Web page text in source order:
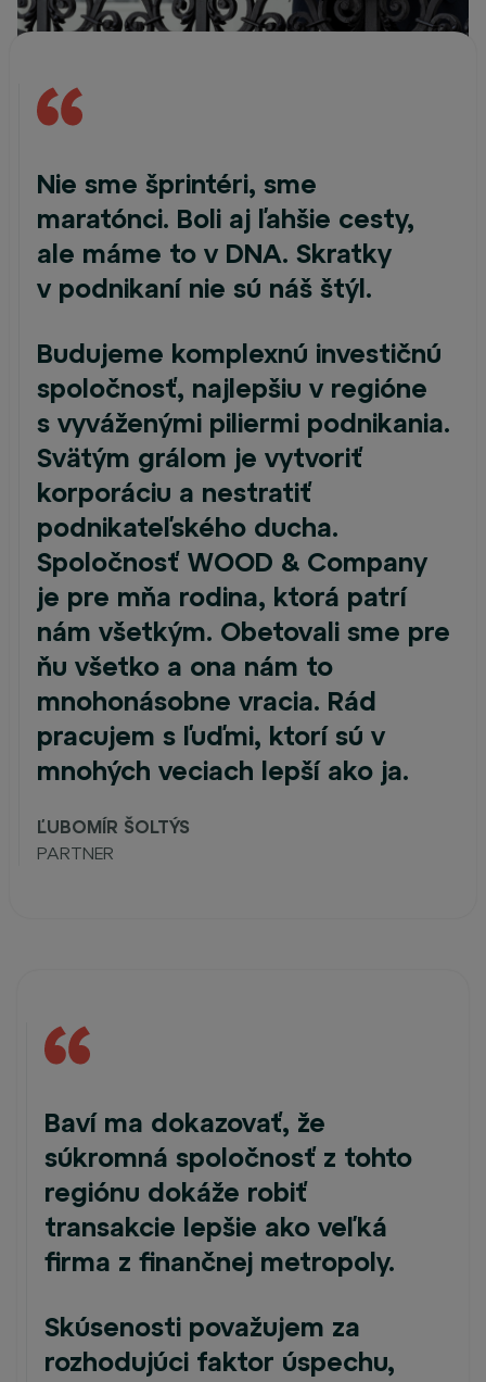
Baví ma dokazovať, že
súkromná spoločnosť z tohto
regiónu dokáže robiť
transakcie lepšie ako veľká
firma z finančnej metropoly.
Skúsenosti považujem za
rozhodujúci faktor úspechu,
Nie sme šprintéri, sme
maratónci. Boli aj ľahšie cesty,
ale máme to v DNA. Skratky
v podnikaní nie sú náš štýl.
Budujeme komplexnú investičnú
spoločnosť, najlepšiu v regióne
s vyváženými piliermi podnikania.
Svätým grálom je vytvoriť
korporáciu a nestratiť
podnikateľského ducha.
Spoločnosť WOOD & Company
je pre mňa rodina, ktorá patrí
nám všetkým. Obetovali sme pre
ňu všetko a ona nám to
mnohonásobne vracia. Rád
pracujem s ľuďmi, ktorí sú v
mnohých veciach lepší ako ja.
ĽUBOMÍR ŠOLTÝS
PARTNER